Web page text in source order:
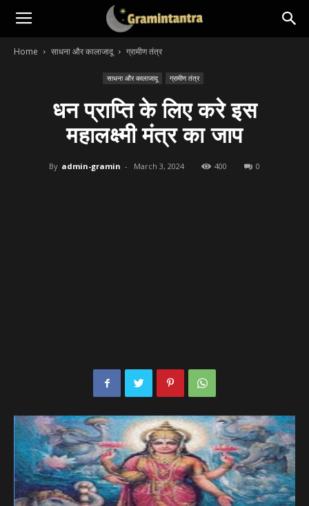
Home साधना और कालाजादू ग्रामीण तंत्र
साधना और कालाजादू ग्रामीण तंत्र
धन प्राप्ति के लिए करे इस
महालक्ष्मी मंत्र का जाप
By admin-gramin - March 3, 2024 400 0